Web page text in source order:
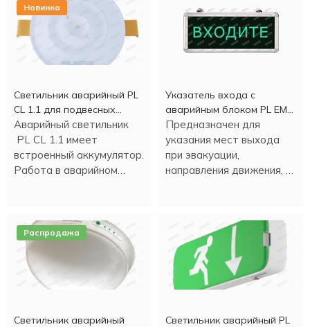
Новинка
Светильник аварийный PL
CL 1.1 для подвесных
потолков
Аварийный светильник
PL CL 1.1 имеет
встроенный аккумулятор.
Работа в аварийном
Указатель входа c
аварийным блоком PL EM
2.0 (1,5 часа)
Предназначен для
указания мест выхода
при эвакуации,
направления движения, а
Распродажа
Светильник аварийный
Светильник аварийный PL